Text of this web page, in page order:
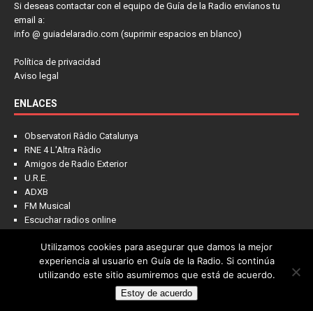
Si deseas contactar con el equipo de Guía de la Radio envíanos tu
email a:
info @ guiadelaradio.com (suprimir espacios en blanco)
Política de privacidad
Aviso legal
ENLACES
Observatori Ràdio Catalunya
RNE 4 L'Altra Ràdio
Amigos de Radio Exterior
U.R.E.
ADXB
FM Musical
Escuchar radios online
Copyright © 2022 - Guía de la Radio
Utilizamos cookies para asegurar que damos la mejor
experiencia al usuario en Guía de la Radio. Si continúa
utilizando este sitio asumiremos que está de acuerdo.
Estoy de acuerdo